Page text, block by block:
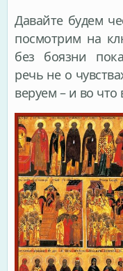
Давайте будем
посмотрим на
без боязни
речь не о
веруем – и во что